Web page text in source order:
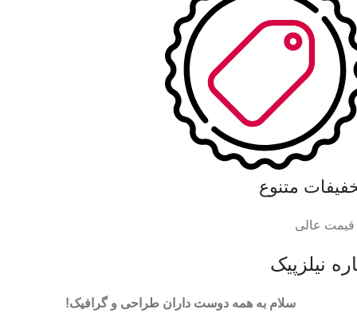
متنوع
قیمت عالی
نیلزپیک
سلام به همه دوست داران طراحی و گرافیک!